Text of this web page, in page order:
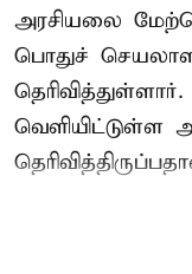
அரசியலை
பொதுச்
வெளியிட்டுள்ள